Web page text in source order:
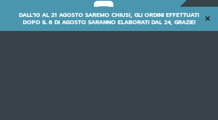
DALL'10 AL 21 AGOSTO SAREMO CHIUSI, GLI ORDINI EFFETTUATI
DOPO IL 6 DI AGOSTO SARANNO ELABORATI DAL 24, GRAZIE!
✕
